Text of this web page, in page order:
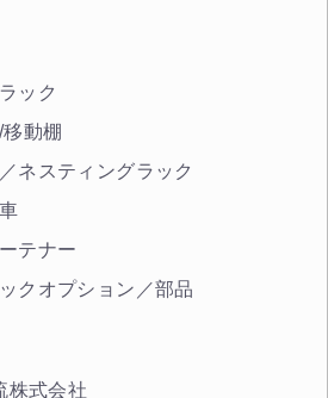
ック
動棚
ネスティングラック
テナー
クオプション／部品
株式会社
に追加しました。
の場合、見積書にてお値引き保証い